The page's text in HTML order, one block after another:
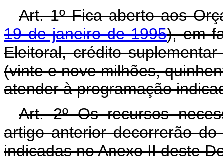
Art. 1º Fica aberto aos
19 de janeiro de 1995), em
Eleitoral, crédito
(vinte e nove milhões,
atender à programação
Art. 2º Os recursos
artigo anterior decorrerão
indicadas no Anexo II deste